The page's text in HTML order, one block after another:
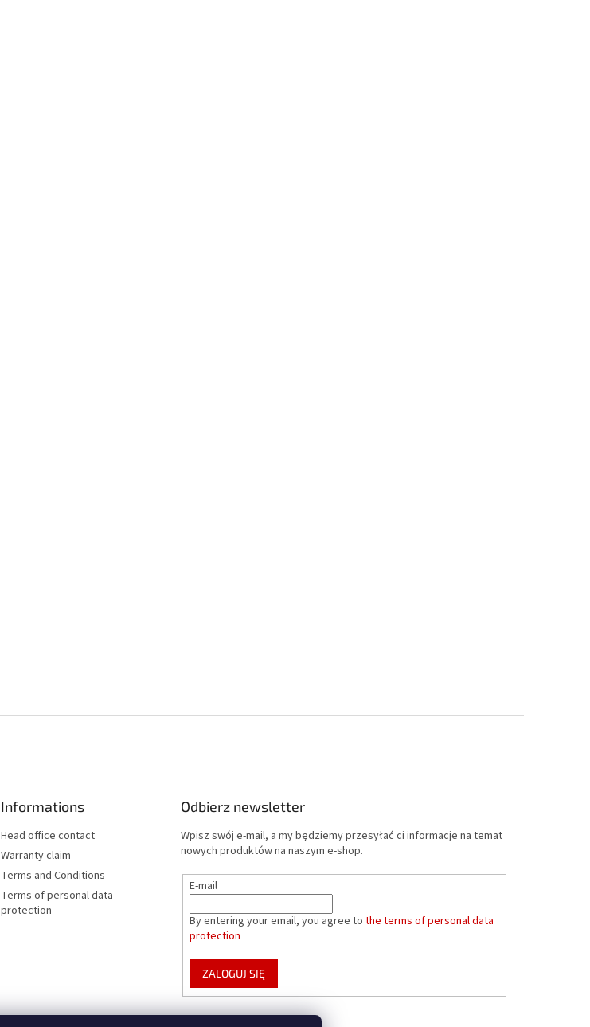
Informations
Head office contact
Warranty claim
Terms and Conditions
Terms of personal data
protection
Odbierz newsletter
Wpisz swój e-mail, a my będziemy przesyłać ci informacje na temat
nowych produktów na naszym e-shop.
E-mail
By entering your email, you agree tothe terms of personal data
protection
ZALOGUJ SIĘ